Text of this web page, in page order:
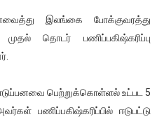
தமிழின அழிப்பிற்கு
(படங்கள், விடியோ)
(வீடியோ)
இலங்கை போக்குவரத்து
தொடர் பணிப்பகிஷ்கரிப்பு
பெற்றுக்கொள்ளல் உட்பட 5
பணிப்பகிஷ்கரிப்பில் ஈடுபட்டு